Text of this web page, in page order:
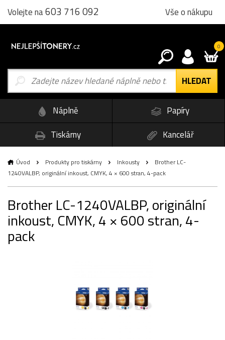
Volejte na603 716 092 Vše o nákupu
0
Náplně
Papíry
Tiskárny
Kancelář
Úvod Produkty pro tiskárny Inkousty
Brother LC-
1240VALBP, originální inkoust, CMYK, 4 × 600 stran, 4-pack
Brother LC-1240VALBP, originální
inkoust, CMYK, 4 × 600 stran, 4-
pack